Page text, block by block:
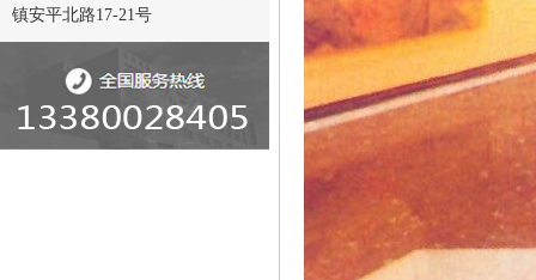
镇安平北路17-21号